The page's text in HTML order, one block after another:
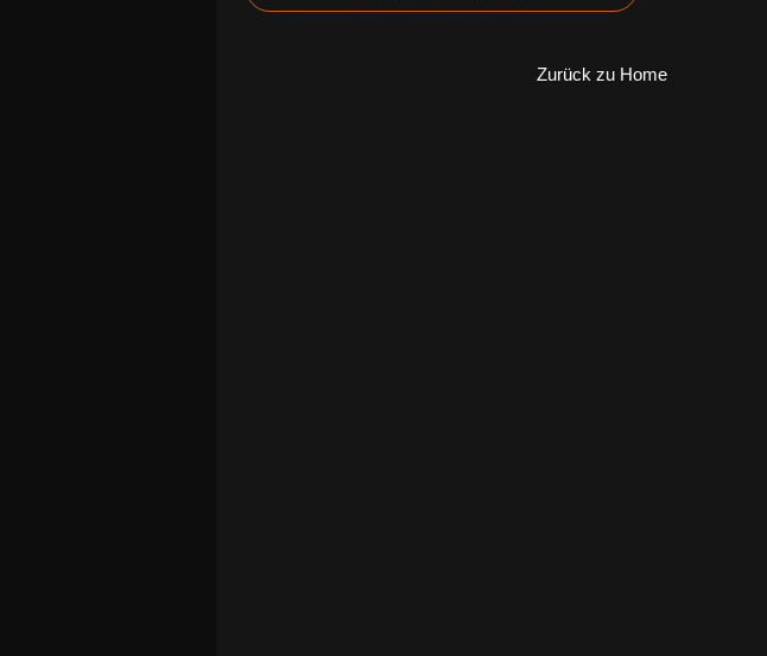
Zurück zu Home